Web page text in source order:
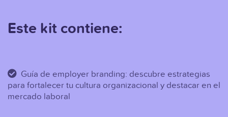
Este kit contiene:
Guía de employer branding: descubre estrategias
para fortalecer tu cultura organizacional y destacar en el
mercado laboral